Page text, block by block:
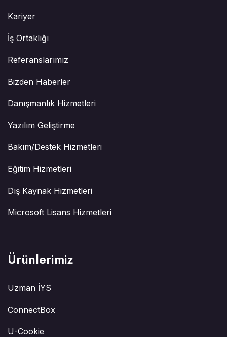
Kariyer
İş Ortaklığı
Referanslarımız
Bizden Haberler
Danışmanlık Hizmetleri
Yazılım Geliştirme
Bakım/Destek Hizmetleri
Eğitim Hizmetleri
Dış Kaynak Hizmetleri
Microsoft Lisans Hizmetleri
Ürünlerimiz
Uzman İYS
ConnectBox
U-Cookie